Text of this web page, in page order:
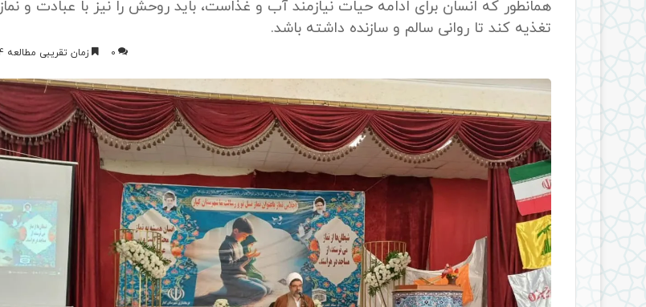
همانطور که انسان برای ادامه حیات نیازمند آب و غذاست، باید روحش را نیز با عبادت و نماز
تغذیه کند تا روانی سالم و سازنده داشته باشد.
0 زمان تقریبی مطالعه 4 دقیقه